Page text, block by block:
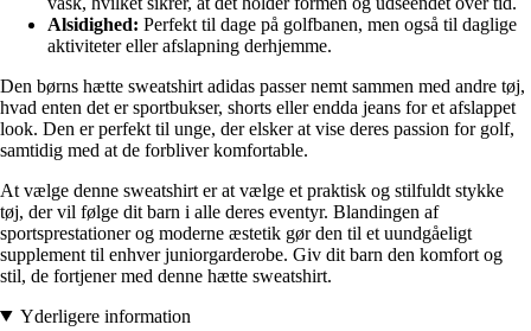
Alsidighed: Perfekt til dage på golfbanen, men også til daglige
aktiviteter eller afslapning derhjemme.
Den børns hætte sweatshirt adidas passer nemt sammen med andre tøj,
hvad enten det er sportbukser, shorts eller endda jeans for et afslappet
look. Den er perfekt til unge, der elsker at vise deres passion for golf,
samtidig med at de forbliver komfortable.
At vælge denne sweatshirt er at vælge et praktisk og stilfuldt stykke
tøj, der vil følge dit barn i alle deres eventyr. Blandingen af
sportsprestationer og moderne æstetik gør den til et uundgåeligt
supplement til enhver juniorgarderobe. Giv dit barn den komfort og
stil, de fortjener med denne hætte sweatshirt.
Yderligere information